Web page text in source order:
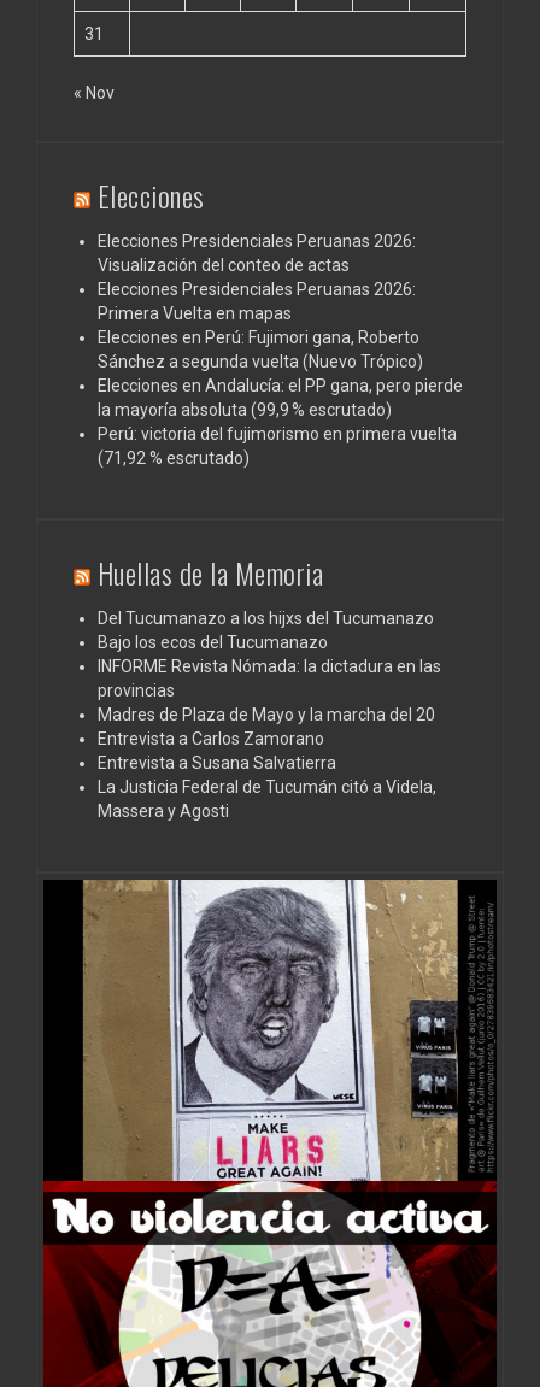
31
« Nov
Elecciones
Elecciones Presidenciales Peruanas 2026:
Visualización del conteo de actas
Elecciones Presidenciales Peruanas 2026:
Primera Vuelta en mapas
Elecciones en Perú: Fujimori gana, Roberto
Sánchez a segunda vuelta (Nuevo Trópico)
Elecciones en Andalucía: el PP gana, pero pierde
la mayoría absoluta (99,9 % escrutado)
Perú: victoria del fujimorismo en primera vuelta
(71,92 % escrutado)
Huellas de la Memoria
Del Tucumanazo a los hijxs del Tucumanazo
Bajo los ecos del Tucumanazo
INFORME Revista Nómada: la dictadura en las
provincias
Madres de Plaza de Mayo y la marcha del 20
Entrevista a Carlos Zamorano
Entrevista a Susana Salvatierra
La Justicia Federal de Tucumán citó a Videla,
Massera y Agosti